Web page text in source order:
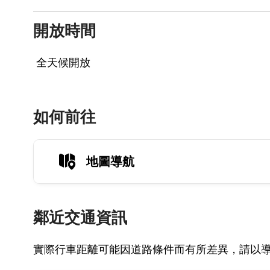
開放時間
全天候開放
如何前往
地圖導航
鄰近交通資訊
實際行車距離可能因道路條件而有所差異，請以